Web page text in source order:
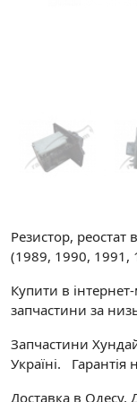
Резистор, реостат
(1989, 1990, 1991,
Купити в
запчастини за
Запчастини
Україні. Гарантія
Доставка в Одесу,